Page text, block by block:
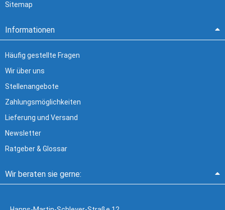
Sitemap
Informationen
Häufig gestellte Fragen
Wir über uns
Stellenangebote
Zahlungsmöglichkeiten
Lieferung und Versand
Newsletter
Ratgeber & Glossar
Wir beraten sie gerne: